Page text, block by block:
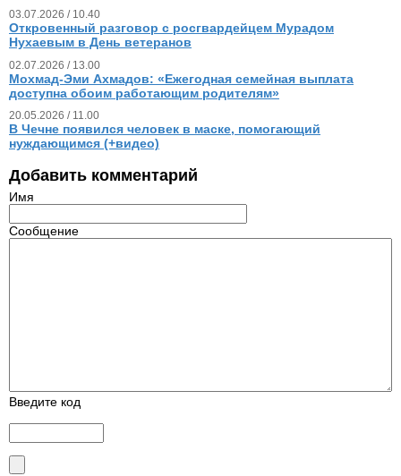
03.07.2026 / 10.40
Откровенный разговор с росгвардейцем Мурадом
Нухаевым в День ветеранов
02.07.2026 / 13.00
Мохмад-Эми Ахмадов: «Ежегодная семейная выплата
доступна обоим работающим родителям»
20.05.2026 / 11.00
В Чечне появился человек в маске, помогающий
нуждающимся (+видео)
Добавить комментарий
Имя
Сообщение
Введите код